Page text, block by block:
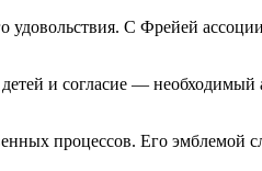
удовольствия. С Фрейей
и согласие — необходимый
процессов. Его эмблемой